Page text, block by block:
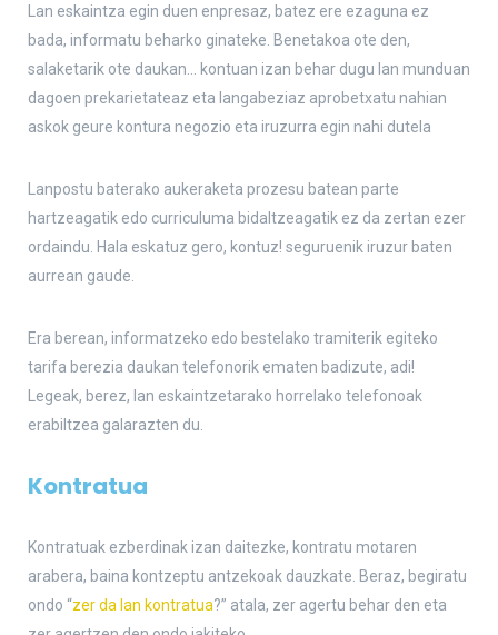
Lan eskaintza egin duen enpresaz, batez ere ezaguna ez
bada, informatu beharko ginateke. Benetakoa ote den,
salaketarik ote daukan… kontuan izan behar dugu lan munduan
dagoen prekarietateaz eta langabeziaz aprobetxatu nahian
askok geure kontura negozio eta iruzurra egin nahi dutela
Lanpostu baterako aukeraketa prozesu batean parte
hartzeagatik edo curriculuma bidaltzeagatik ez da zertan ezer
ordaindu. Hala eskatuz gero, kontuz! seguruenik iruzur baten
aurrean gaude.
Era berean, informatzeko edo bestelako tramiterik egiteko
tarifa berezia daukan telefonorik ematen badizute, adi!
Legeak, berez, lan eskaintzetarako horrelako telefonoak
erabiltzea galarazten du.
Kontratua
Kontratuak ezberdinak izan daitezke, kontratu motaren
arabera, baina kontzeptu antzekoak dauzkate. Beraz, begiratu
ondo “zer da lan kontratua?” atala, zer agertu behar den eta